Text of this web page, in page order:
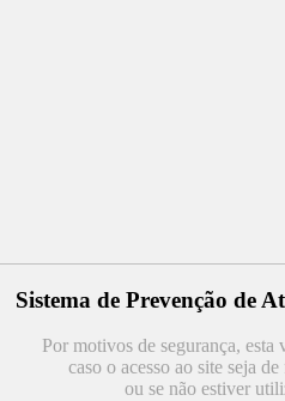
Sistema de Prevenção de
Por motivos de segurança, esta
caso o acesso ao site seja
ou se não estiver